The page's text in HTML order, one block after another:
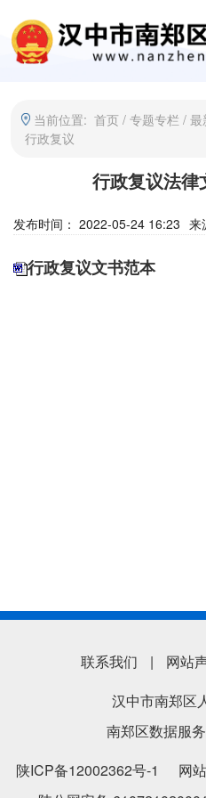
当前位置: 首页 / 专题专栏 / 最
行政复议
行政复议法律
发布时间： 2022-05-24 16:23 来
行政复议文书范本
联系我们 | 网站
汉中市南郑区
南郑区数据服
陕ICP备12002362号-1
网